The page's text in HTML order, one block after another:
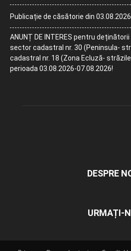
Publicație de căsătorie din 03.08.2026
ANUNȚ DE INTERES pentru
sector cadastral nr. 30 (Peninsula-
cadastral nr. 18 (Zona Ecluză-
perioada 03.08.2026-07.08.2026!
DESPRE
URMAȚI-